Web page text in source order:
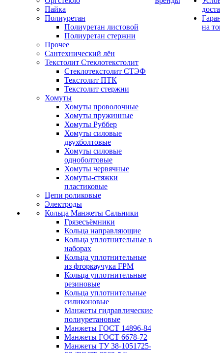
Пайка
Полиуретан
Полиуретан листовой
Полиуретан стержни
Прочее
Сантехнический лён
Текстолит Стеклотекстолит
Стеклотекстолит СТЭФ
Текстолит ПТК
Текстолит стержни
Хомуты
Хомуты проволочные
Хомуты пружинные
Хомуты Руббер
Хомуты силовые
двухболтовые
Хомуты силовые
одноболтовые
Хомуты червячные
Хомуты-стяжки
пластиковые
Цепи роликовые
Электроды
Кольца Манжеты Сальники
Грязесъёмники
Кольца направляющие
Кольца уплотнительные в
наборах
Кольца уплотнительные
из фторкаучука FPM
Кольца уплотнительные
резиновые
Кольца уплотнительные
силиконовые
Манжеты гидравлические
полиуретановые
Манжеты ГОСТ 14896-84
Манжеты ГОСТ 6678-72
Манжеты ТУ 38-1051725-
на